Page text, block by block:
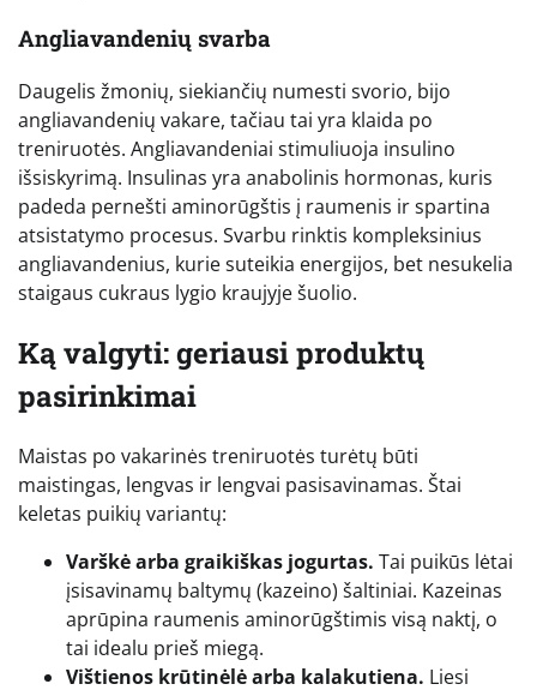
Angliavandenių svarba
Daugelis žmonių, siekiančių numesti svorio, bijo
angliavandenių vakare, tačiau tai yra klaida po
treniruotės. Angliavandeniai stimuliuoja insulino
išsiskyrimą. Insulinas yra anabolinis hormonas, kuris
padeda pernešti aminorūgštis į raumenis ir spartina
atsistatymo procesus. Svarbu rinktis kompleksinius
angliavandenius, kurie suteikia energijos, bet nesukelia
staigaus cukraus lygio kraujyje šuolio.
Ką valgyti: geriausi produktų
pasirinkimai
Maistas po vakarinės treniruotės turėtų būti
maistingas, lengvas ir lengvai pasisavinamas. Štai
keletas puikių variantų:
Varškė arba graikiškas jogurtas. Tai puikūs lėtai
įsisavinamų baltymų (kazeino) šaltiniai. Kazeinas
aprūpina raumenis aminorūgštimis visą naktį, o
tai idealu prieš miegą.
Vištienos krūtinėlė arba kalakutiena. Liesi